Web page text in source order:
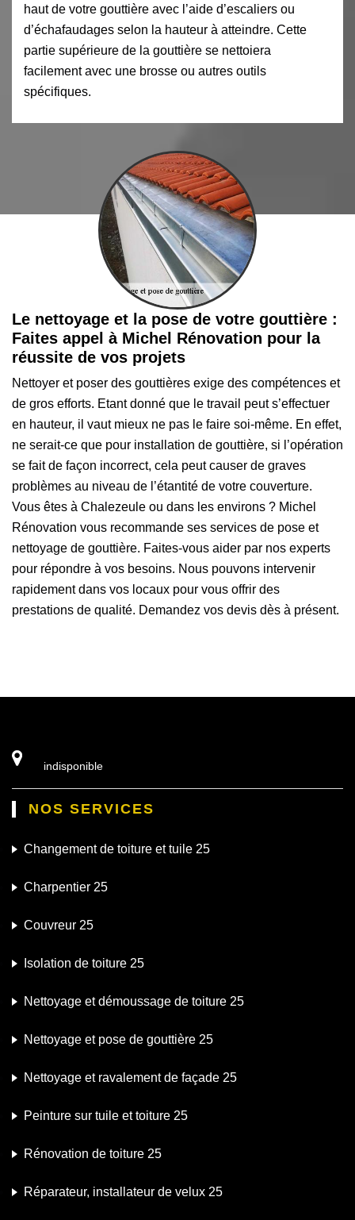
haut de votre gouttière avec l’aide d’escaliers ou
d’échafaudages selon la hauteur à atteindre. Cette
partie supérieure de la gouttière se nettoiera
facilement avec une brosse ou autres outils
spécifiques.
Le nettoyage et la pose de votre gouttière :
Faites appel à Michel Rénovation pour la
réussite de vos projets
Nettoyer et poser des gouttières exige des compétences et
de gros efforts. Etant donné que le travail peut s’effectuer
en hauteur, il vaut mieux ne pas le faire soi-même. En effet,
ne serait-ce que pour installation de gouttière, si l’opération
se fait de façon incorrect, cela peut causer de graves
problèmes au niveau de l’étantité de votre couverture.
Vous êtes à Chalezeule ou dans les environs ? Michel
Rénovation vous recommande ses services de pose et
nettoyage de gouttière. Faites-vous aider par nos experts
pour répondre à vos besoins. Nous pouvons intervenir
rapidement dans vos locaux pour vous offrir des
prestations de qualité. Demandez vos devis dès à présent.
indisponible
NOS SERVICES
Changement de toiture et tuile 25
Charpentier 25
Couvreur 25
Isolation de toiture 25
Nettoyage et démoussage de toiture 25
Nettoyage et pose de gouttière 25
Nettoyage et ravalement de façade 25
Peinture sur tuile et toiture 25
Rénovation de toiture 25
Réparateur, installateur de velux 25